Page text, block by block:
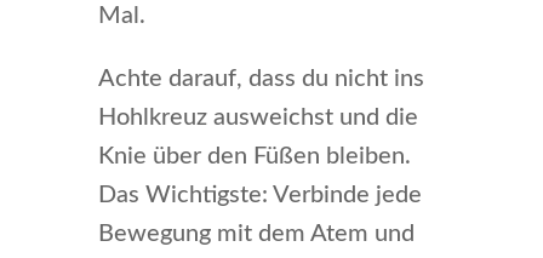
Mal.
Achte darauf, dass du nicht ins
Hohlkreuz ausweichst und die
Knie über den Füßen bleiben.
Das Wichtigste: Verbinde jede
Bewegung mit dem Atem und